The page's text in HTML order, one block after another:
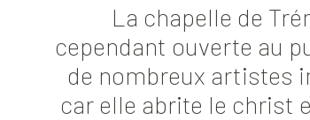
La chapelle de
cependant ouverte au
de nombreux artistes
car elle abrite le christ